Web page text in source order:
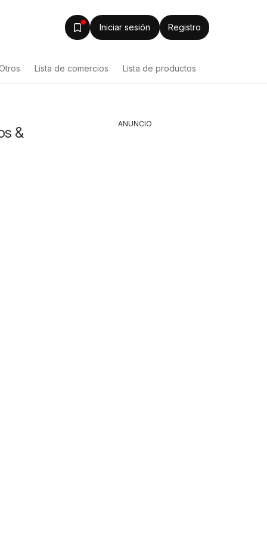
Iniciar sesión Registro
Lista de comercios Lista de productos
&
ANUNCIO